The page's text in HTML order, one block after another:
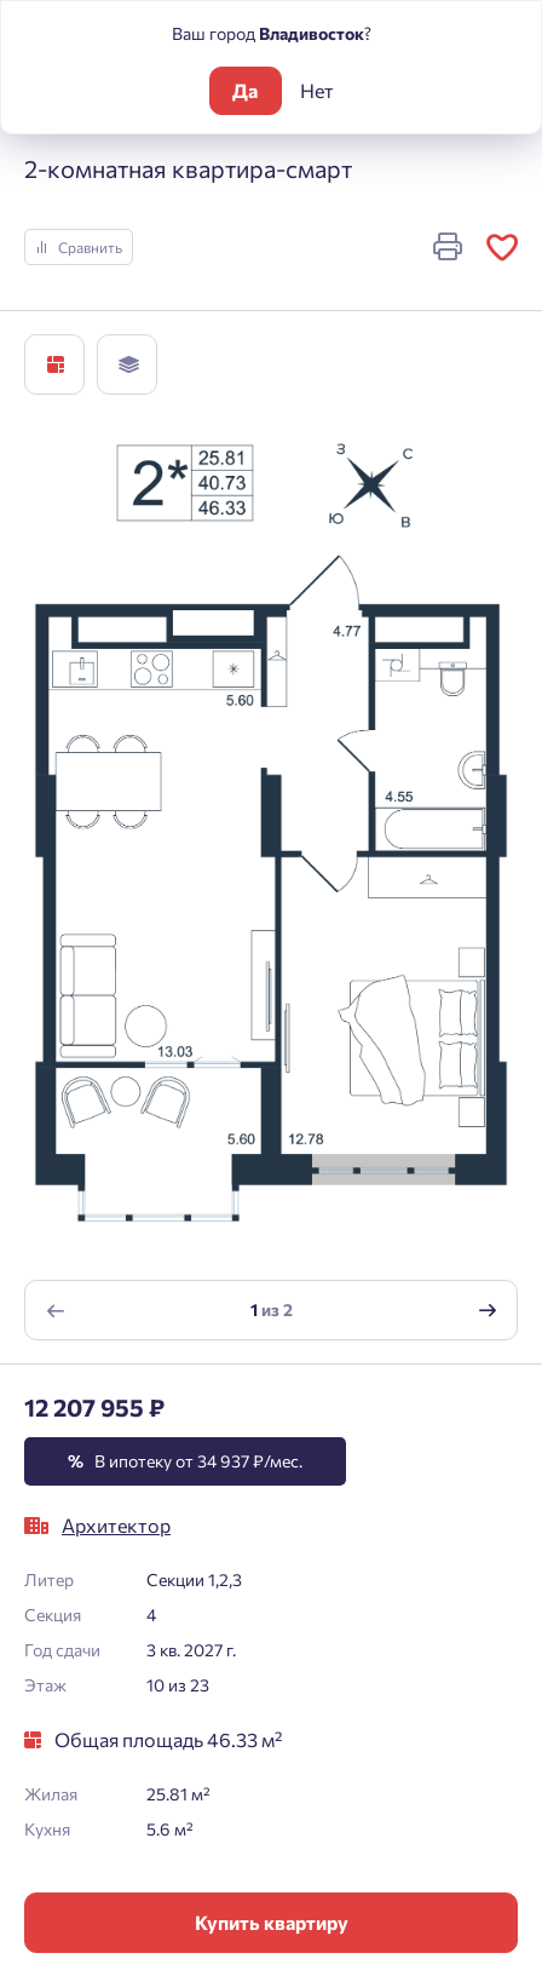
Архитектор
2-комнатная квартира-смарт
Сравнить
12 207 955 ₽
% В ипотеку от 34 937 ₽/мес.
Архитектор
Литер
Секции 1,2,3
Секция
4
Год сдачи
3 кв. 2027 г.
Этаж
10 из 23
Общая площадь 46.33 м²
Жилая
25.81 м²
Кухня
5.6 м²
Купить квартиру
1из2
Ваш город Владивосток?
Да Нет